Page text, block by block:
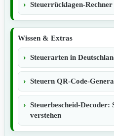
Steuerrücklagen-
Wissen & Extras
Steuerarten in
Steuern QR-Code-
Steuerbescheid-Decoder:
verstehen